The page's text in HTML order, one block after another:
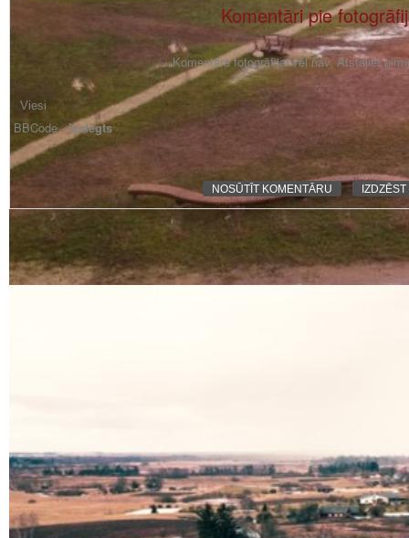
Komentāri pie
Komentāra fotogrāfijai vēl nav. Atstājiet
BBCode -izslēgts